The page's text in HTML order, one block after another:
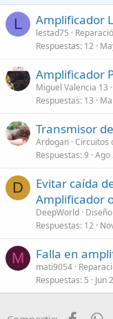
L Amplificador
lestad75
Respuestas 12
Amplificador
Miguel Valencia 13
Respuestas 13
Transmisor
Ardogan Circuitos
Respuestas 9 Ago
D
Evitar caída
Amplificador
DeepWorld
Respuestas 12
M Falla en
mati9054
Respuestas 5 Jun